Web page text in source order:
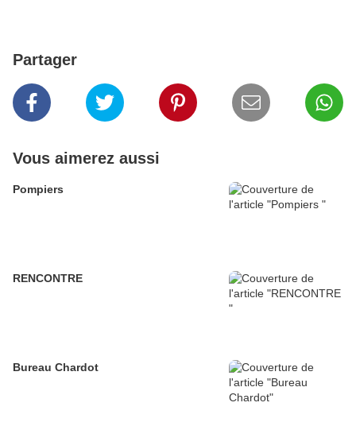
Partager
Vous aimerez aussi
Pompiers
RENCONTRE
Bureau Chardot